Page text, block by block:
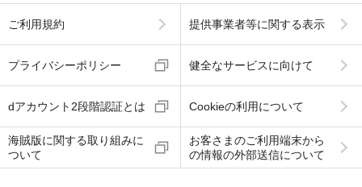
ご利用規約 提供事業者等に関する表示
プライバシーポリシー 健全なサービスに向けて
dアカウント2段階認証とは Cookieの利用について
海賊版に関する取り組みに
ついて
お客さまのご利用端末から
の情報の外部送信について